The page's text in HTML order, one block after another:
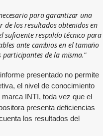
para garantizar una
de los resultados obtenidos en
suficiente respaldo técnico para
ante cambios en el tamaño
participantes de la misma.”
presentado no permite
el nivel de conocimiento
INTI, toda vez que el
presenta deficiencias
los resultados del